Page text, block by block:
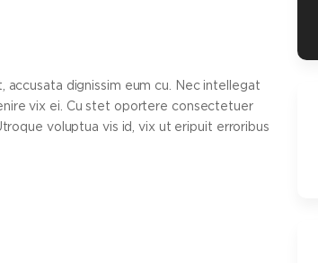
accusata dignissim eum cu. Nec intellegat
vix ei. Cu stet oportere consectetuer
voluptua vis id, vix ut eripuit erroribus